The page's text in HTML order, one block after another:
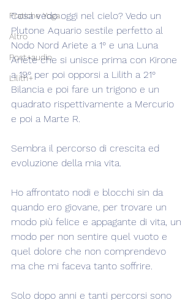
Pratiche Yoga
Altro
Post+audio
Lilith+
Cosa vedo oggi nel cielo? Vedo un
Plutone Aquario sestile perfetto al
Nodo Nord Ariete a 1° e una Luna
Ariete che si unisce prima con Kirone
a 19° per poi opporsi a Lilith a 21°
Bilancia e poi fare un trigono e un
quadrato rispettivamente a Mercurio
e poi a Marte R.
Sembra il percorso di crescita ed
evoluzione della mia vita.
Ho affrontato nodi e blocchi sin da
quando ero giovane, per trovare un
modo più felice e appagante di vita, un
modo per non sentire quel vuoto e
quel dolore che non comprendevo
ma che mi faceva tanto soffrire.
Solo dopo anni e tanti percorsi sono